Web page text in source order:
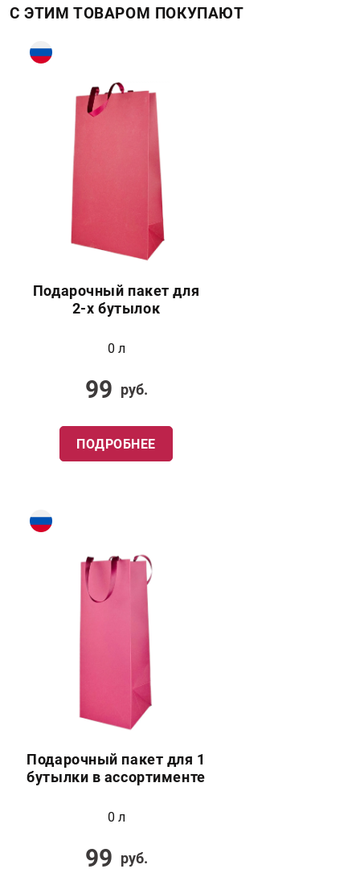
С ЭТИМ ТОВАРОМ ПОКУПАЮТ
Подарочный пакет для
2-х бутылок
0 л
99 руб.
ПОДРОБНЕЕ
Подарочный пакет для 1
бутылки в ассортименте
0 л
99 руб.